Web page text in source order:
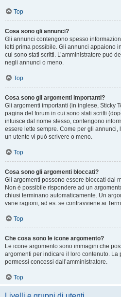
Top
Cosa sono gli annunci?
Gli annunci contengono spesso
letti prima possibile. Gli annunci appaiono
cui sono stati scritti. L’amministratore può
negli annunci o meno.
Top
Cosa sono gli argomenti importanti?
Gli argomenti importanti (in inglese, Sticky
pagina del forum in cui sono stati scritti
intuisce dal nome stesso, contengono
essere lette sempre. Come per gli annunci,
un utente vi può scrivere o meno.
Top
Cosa sono gli argomenti bloccati?
Gli argomenti possono essere bloccati dai
Non è possibile rispondere ad un
chiusi terminano automaticamente. Un
varie ragioni, ad es. se contravviene ai
Top
Che cosa sono le icone argomento?
Le icone argomento sono immagini che
argomenti per indicare il loro contenuto.
permessi concessi dall’amministratore.
Top